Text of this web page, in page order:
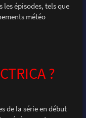
les épisodes, tels que
météo
?
de la série en début